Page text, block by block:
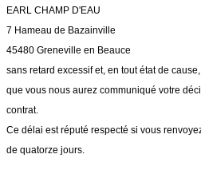
EARL CHAMP D'EAU
7 Hameau de Bazainville
45480 Greneville en Beauce
sans retard excessif et, en tout état de
que vous nous aurez communiqué votre
contrat.
Ce délai est réputé respecté si vous
de quatorze jours.